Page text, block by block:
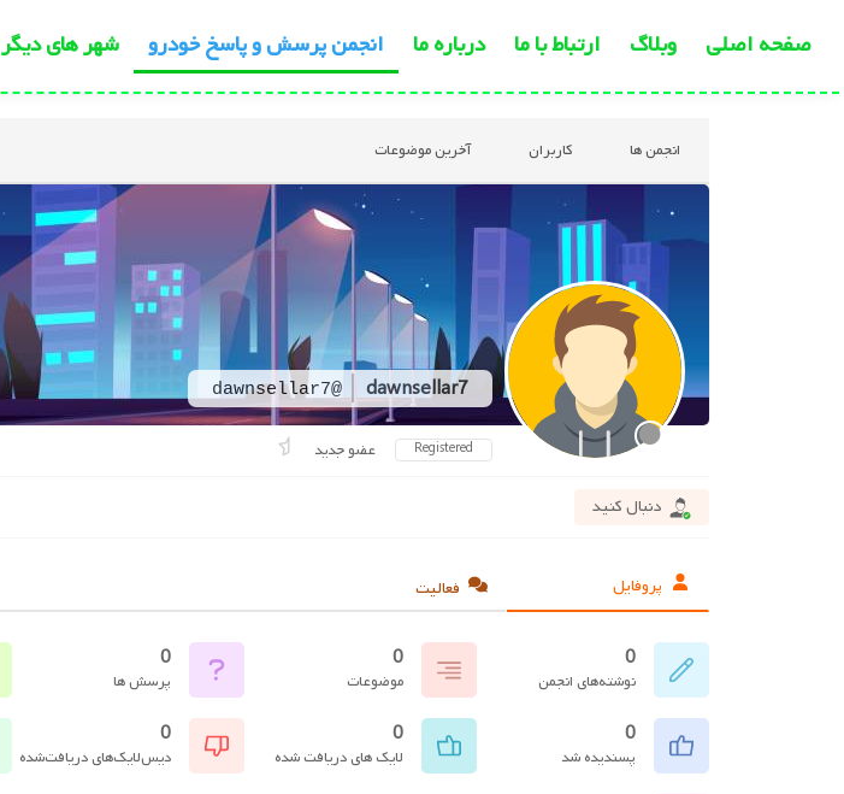
صفحه اصلی وبلاگ ارتباط با ما درباره ما انجمن پرسش و پاسخ خودرو شهر های دیگر
انجمن ها کاربران آخرین موضوعات
dawnsellar7
@dawnsellar7
Registered عضو جدید
دنبال کنید
پروفایل فعالیت
0
نوشته‌های انجمن
0
موضوعات
0
پرسش ها
0
پسندیده شد
0
لایک های دریافت شده
0
دیس‌لایک‌های دریافت‌شده